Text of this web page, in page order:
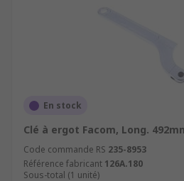
En stock
Clé à ergot Facom, Long.
Code commande RS 235-8953
Référence fabricant 126A.180
Sous-total (1 unité)